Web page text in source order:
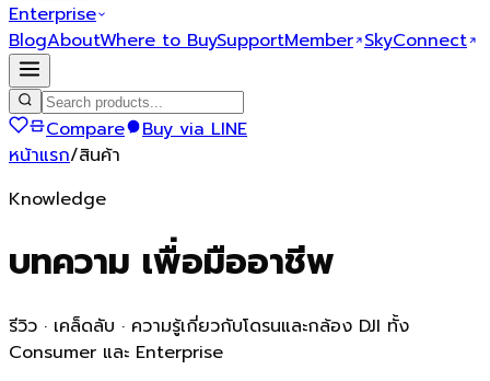
Enterprise
BlogAboutWhere to BuySupportMember SkyConnect
Compare
Buy via LINE
หน้าแรก/สินค้า
Knowledge
บทความ เพื่อมืออาชีพ
รีวิว · เคล็ดลับ · ความรู้เกี่ยวกับโดรนและกล้อง DJI ทั้ง
Consumer และ Enterprise